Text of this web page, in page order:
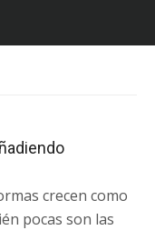
crecen como
pocas son las